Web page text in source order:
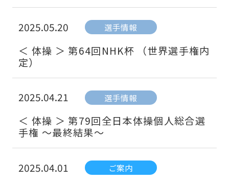
2025.05.20 選手情報
＜ 体操 ＞ 第64回NHK杯 （世界選手権内
定）
2025.04.21 選手情報
＜ 体操 ＞ 第79回全日本体操個人総合選
手権 ～最終結果～
2025.04.01 ご案内